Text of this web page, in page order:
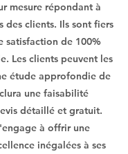
mesure répondant à
des clients. Ils sont fiers
satisfaction de 100%
Les clients peuvent les
étude approfondie de
une faisabilité
détaillé et gratuit.
à offrir une
inégalées à ses